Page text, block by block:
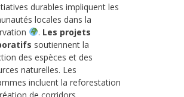
durables impliquent les
locales dans la
. Les projets
soutiennent la
des espèces et des
naturelles. Les
incluent la reforestation
de corridors